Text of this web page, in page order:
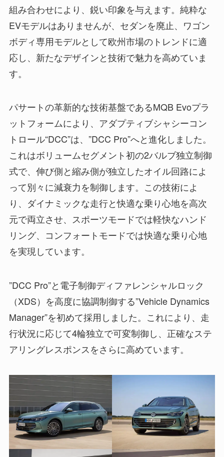
組み合わせにより、鋭い印象を与えます。純粋な
EVモデルはありませんが、セダンを廃止、ワゴン
ボディ専用モデルとして欧州市場のトレンドに適
応し、新たなデザインと技術で魅力を高めていま
す。
パサートの革新的な技術基盤であるMQB Evoプラ
ットフォームにより、アダプティブシャシーコン
トロール“DCC”は、”DCC Pro”へと進化しました。
これはボリュームセグメント初の2バルブ独立制御
式で、伸び側と縮み側が独立したオイル回路によ
って別々に減衰力を制御します。この技術によ
り、ダイナミックな走行と快適な乗り心地を高次
元で両立させ、スポーツモードでは軽快なハンド
リング、コンフォートモードでは快適な乗り心地
を実現しています。
”DCC Pro”と電子制御ディファレンシャルロック
（XDS）を高度に協調制御する”Vehicle Dynamics
Manager”を初めて採用しました。これにより、走
行状況に応じて4輪独立で可変制御し、正確なステ
アリングレスポンスをさらに高めています。